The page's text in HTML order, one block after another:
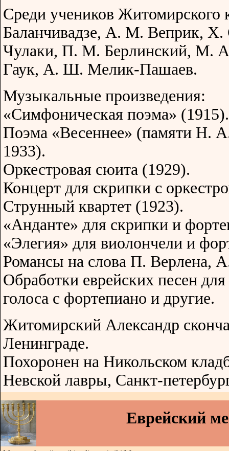
Среди учеников
Баланчивадзе, А. М. Веприк,
Чулаки, П. М. Берлинский, М.
Гаук, А. Ш. Мелик-Пашаев.
Музыкальные произведения:
«Симфоническая поэма» (1915).
Поэма «Весеннее» (памяти Н.
1933).
Оркестровая сюита (1929).
Концерт для скрипки с
Струнный квартет (1923).
«Анданте» для скрипки и
«Элегия» для виолончели и
Романсы на слова П. Верлена,
Обработки еврейских песен
голоса с фортепиано и другие.
Житомирский Александр
Ленинграде.
Похоронен на Никольском
Невской лавры, Санкт-
Еврейский